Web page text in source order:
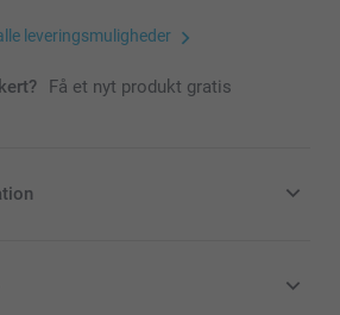
leveringsmuligheder
Få et nyt produkt gratis
og uden